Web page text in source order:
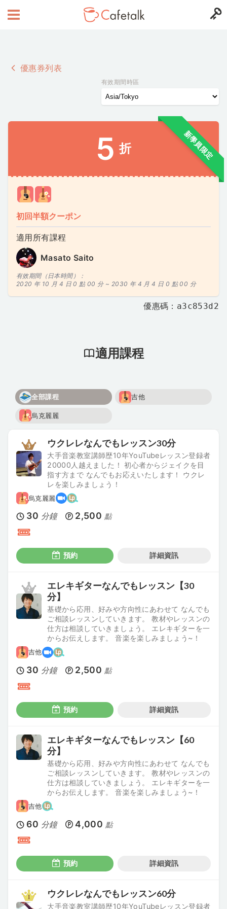
優惠券列表
有效期間時區
新學員限定
5 折
初回半額クーポン
適用所有課程
Masato Saito
有效期間（日本時間）：
2020 年 10 月 4 日 0 點 00 分 ~ 2030 年 4 月 4 日 0 點 00 分
優惠碼：a3c853d2
適用課程
全部課程 吉他
烏克麗麗
ウクレレなんでもレッスン30分
大手音楽教室講師歴10年YouTubeレッスン登録者
20000人越えました！ 初心者からジェイクを目
指す方まで なんでもお応えいたします！ ウクレ
レを楽しみましょう！
烏克麗麗
30 分鐘 2,500 點
預約 詳細資訊
エレキギターなんでもレッスン【30
分】
基礎から応用、好みや方向性にあわせて なんでも
ご相談レッスンしていきます。 教材やレッスンの
仕方は相談していきましょう。 エレキギターを一
からお伝えします。 音楽を楽しみましょう~！
吉他
30 分鐘 2,500 點
預約 詳細資訊
エレキギターなんでもレッスン【60
分】
基礎から応用、好みや方向性にあわせて なんでも
ご相談レッスンしていきます。 教材やレッスンの
仕方は相談していきましょう。 エレキギターを一
からお伝えします。 音楽を楽しみましょう~！
吉他
60 分鐘 4,000 點
預約 詳細資訊
ウクレレなんでもレッスン60分
大手音楽教室講師歴10年YouTubeレッスン登録者